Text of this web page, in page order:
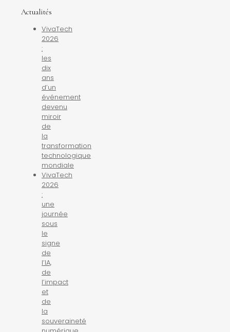
Actualités
VivaTech
2026
:
les
dix
ans
d’un
événement
devenu
miroir
de
la
transformation
technologique
mondiale
VivaTech
2026
:
une
journée
sous
le
signe
de
l’IA,
de
l’impact
et
de
la
souveraineté